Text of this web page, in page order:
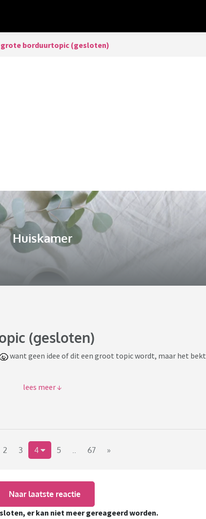
borduurtopic (gesloten)
Huiskamer
(gesloten)
want geen idee of dit een groot topic wordt, maar het bekt
gebruik je (kruissteek, blackwork/lijnwerk,
borduren/
2 3 4 5 .. 67 »
Naar laatste reactie
er kan niet meer gereageerd worden.